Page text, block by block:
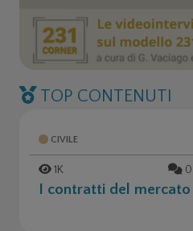
TOP CONTENUTI
CIVILE
1K 0
I contratti del